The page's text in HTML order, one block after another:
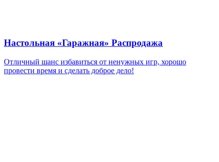
Настольная «Гаражная» Распродажа
Отличный шанс избавиться от ненужных игр, хорошо
провести время и сделать доброе дело!